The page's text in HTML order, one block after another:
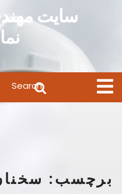
سایت
Open
Menu
for:
برچسب: